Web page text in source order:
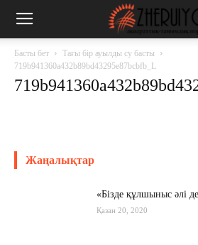
Басты бет
Тағы бір ауылды су басты
719b941360a432b89bd43295e87bcbfb_L
Жаңалықтар
«Бізде құлшыныс әлі
Қазан 20, 2020